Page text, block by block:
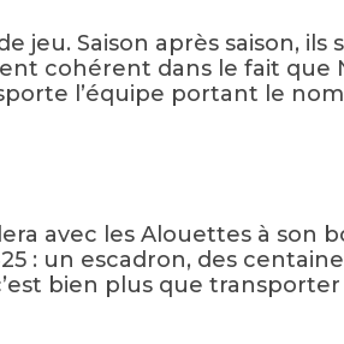
Saison après saison, ils
cohérent dans le fait que
l’équipe portant le
avec les Alouettes à son
: un escadron, des
bien plus que transporter